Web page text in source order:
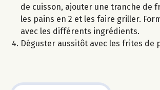
de cuisson, ajouter une tranche de
les pains en 2 et les faire griller.
avec les différents ingrédients.
Déguster aussitôt avec les frites de